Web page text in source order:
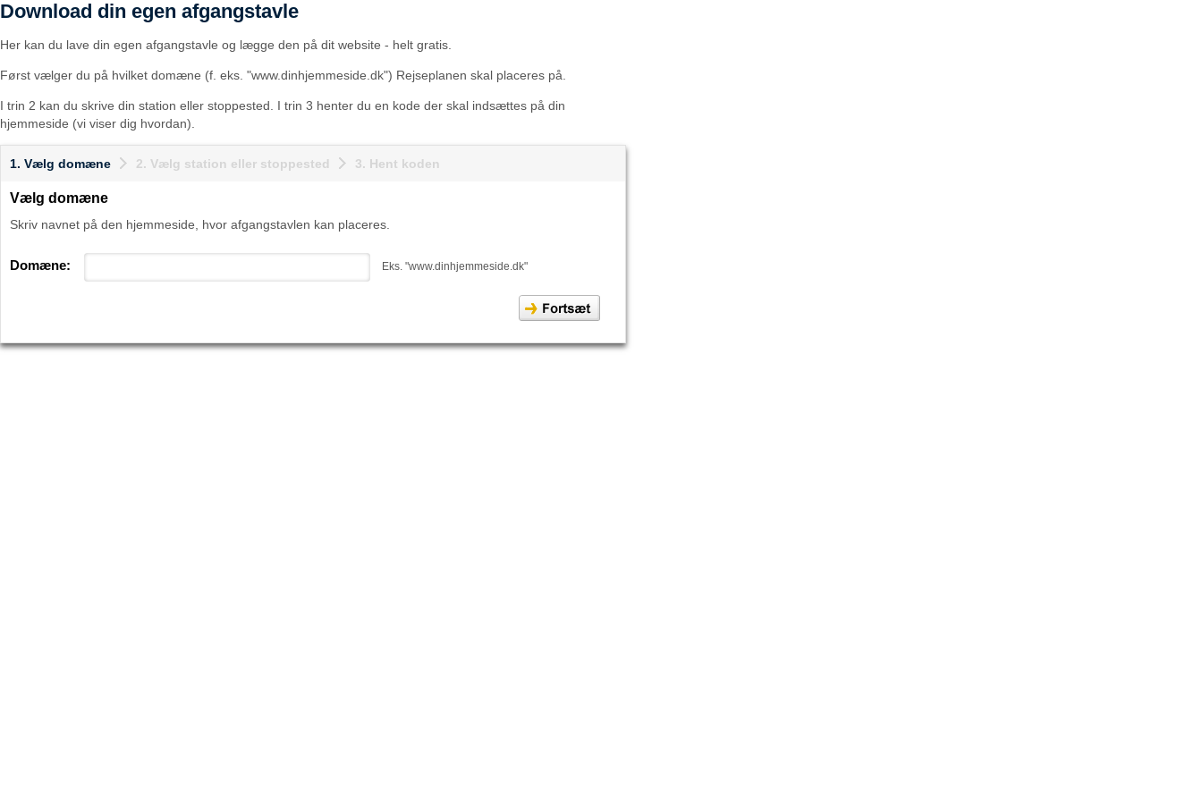
Download din egen afgangstavle
Her kan du lave din egen afgangstavle og lægge den på dit website - helt gratis.
Først vælger du på hvilket domæne (f. eks. "www.dinhjemmeside.dk") Rejseplanen skal placeres på.
I trin 2 kan du skrive din station eller stoppested. I trin 3 henter du en kode der skal indsættes på din
hjemmeside (vi viser dig hvordan).
1. Vælg domæne 2. Vælg station eller stoppested 3. Hent koden
Vælg domæne
Skriv navnet på den hjemmeside, hvor afgangstavlen kan placeres.
Domæne: Eks. "www.dinhjemmeside.dk"